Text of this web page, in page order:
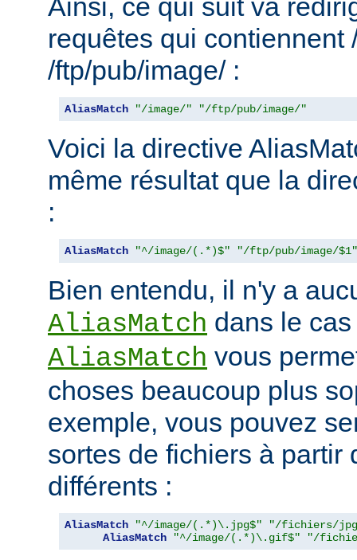
Ainsi, ce qui suit va
requêtes qui contiennent
/ftp/pub/image/ :
AliasMatch "/image/" "/ftp/pub/image/"
Voici la directive
même résultat que la
:
AliasMatch "^/image/(.*)$" "/ftp/pub/image/$1"
Bien entendu, il n'y a
AliasMatch dans le
AliasMatch vous
choses beaucoup plus
exemple, vous pouvez
sortes de fichiers à partir
différents :
AliasMatch "^/image/(.*)\.jpg$"
"/fichiers/
AliasMatch
"^/image/(.*)\.gif$" "/